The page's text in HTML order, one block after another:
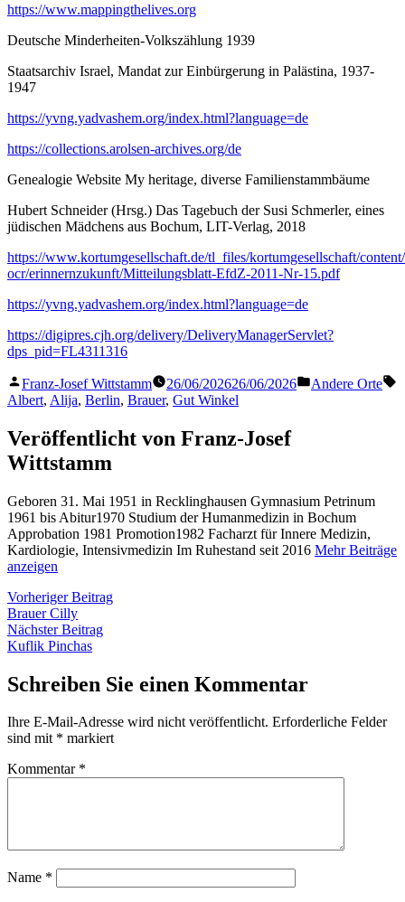
https://www.mappingthelives.org
Deutsche Minderheiten-Volkszählung 1939
Staatsarchiv Israel, Mandat zur Einbürgerung in Palästina, 1937-
1947
https://yvng.yadvashem.org/index.html?language=de
https://collections.arolsen-archives.org/de
Genealogie Website My heritage, diverse Familienstammbäume
Hubert Schneider (Hrsg.) Das Tagebuch der Susi Schmerler, eines
jüdischen Mädchens aus Bochum, LIT-Verlag, 2018
https://www.kortumgesellschaft.de/tl_files/kortumgesellschaft/
ocr/erinnernzukunft/Mitteilungsblatt-EfdZ-2011-Nr-15.pdf
https://yvng.yadvashem.org/index.html?language=de
https://digipres.cjh.org/delivery/DeliveryManagerServlet?
dps_pid=FL4311316
Veröffentlicht
von
Franz-Josef Wittstamm 26/06/202626/06/2026
Veröffentlicht
Andere Orte
Albert, Alija, Berlin, Brauer, Gut Winkel
Veröffentlicht von Franz-Josef
Wittstamm
Geboren 31. Mai 1951 in Recklinghausen Gymnasium Petrinum
1961 bis Abitur1970 Studium der Humanmedizin in Bochum
Approbation 1981 Promotion1982 Facharzt für Innere Medizin,
Kardiologie, Intensivmedizin Im Ruhestand seit 2016 Mehr Beiträge
anzeigen
Beitragsnavigation
Vorheriger BeitragVorheriger
Brauer Cilly
Nächster BeitragNächster
Kuflik Pinchas
Schreiben Sie einen Kommentar
Ihre E-Mail-Adresse wird nicht veröffentlicht. Erforderliche Felder
sind mit * markiert
Kommentar *
Name *